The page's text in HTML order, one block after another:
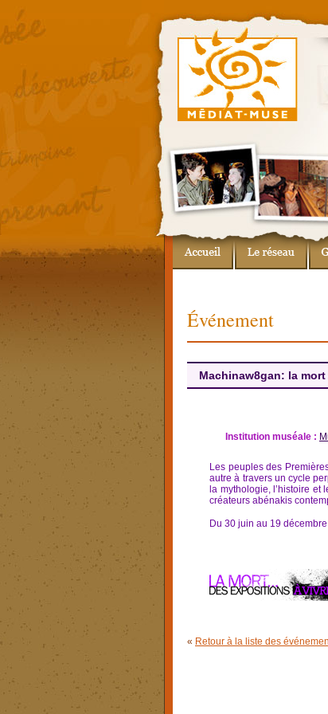
Événement
Machinaw8gan: la
Institution muséale :
Les peuples des
autre à travers un cycle
la mythologie, l’histoire et
créateurs abénakis
Du 30 juin au 19
« Retour à la liste des